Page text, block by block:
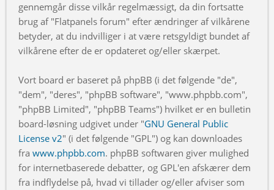
gennemgår disse vilkår regelmæssigt, da din fortsatte
brug af "Flatpanels forum" efter ændringer af vilkårene
betyder, at du indvilliger i at være retsgyldigt bundet af
vilkårene efter de er opdateret og/eller skærpet.
Vort board er baseret på phpBB (i det følgende "de",
"dem", "deres", "phpBB software", "www.phpbb.com",
"phpBB Limited", "phpBB Teams") hvilket er en bulletin
board-løsning udgivet under "GNU General Public
License v2" (i det følgende "GPL") og kan downloades
fra www.phpbb.com. phpBB softwaren giver mulighed
for internetbaserede debatter, og GPL'en afskærer dem
fra indflydelse på, hvad vi tillader og/eller afviser som